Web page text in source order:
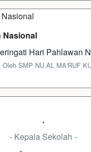
Nasional
Hari Pahlawan
Oleh SMP NU AL MA'RUF
.
- Kepala Sekolah -